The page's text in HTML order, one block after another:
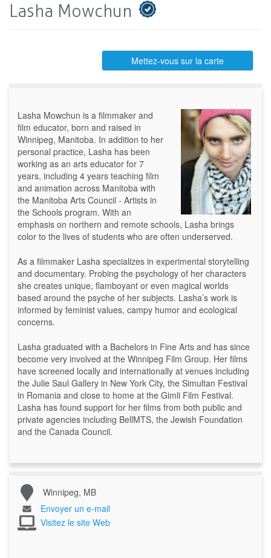
Lasha Mowchun
Mettez-vous sur la carte
Lasha Mowchun is a filmmaker and
film educator, born and raised in
Winnipeg, Manitoba. In addition to her
personal practice, Lasha has been
working as an arts educator for 7
years, including 4 years teaching film
and animation across Manitoba with
the Manitoba Arts Council - Artists in
the Schools program. With an
emphasis on northern and remote schools, Lasha brings
color to the lives of students who are often underserved.
As a filmmaker Lasha specializes in experimental storytelling
and documentary. Probing the psychology of her characters
she creates unique, flamboyant or even magical worlds
based around the psyche of her subjects. Lasha’s work is
informed by feminist values, campy humor and ecological
concerns.
Lasha graduated with a Bachelors in Fine Arts and has since
become very involved at the Winnipeg Film Group. Her films
have screened locally and internationally at venues including
the Julie Saul Gallery in New York City, the Simultan Festival
in Romania and close to home at the Gimli Film Festival.
Lasha has found support for her films from both public and
private agencies including BellMTS, the Jewish Foundation
and the Canada Council.
Winnipeg, MB
Envoyer un e-mail
Visitez le site Web